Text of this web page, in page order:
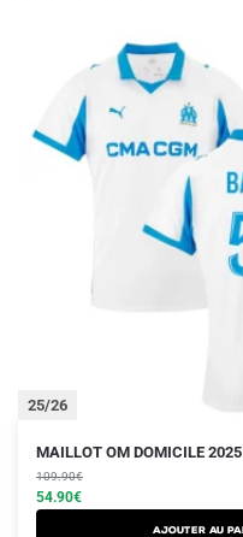
25/26
MAILLOT OM DOMICILE
109.90€
Le
prix
initial
était :
54.90€
Le
prix
actuel
est :
AJOUTER AU
Ce
produit
a